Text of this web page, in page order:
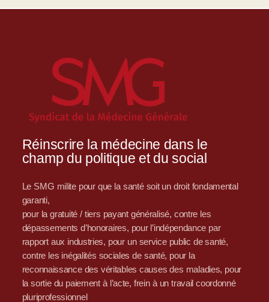
Réinscrire la médecine dans le
champ du politique et du social
Le SMG milite pour que la santé soit un droit fondamental
garanti,
pour la gratuité / tiers payant généralisé, contre les
dépassements d’honoraires, pour l’indépendance par
rapport aux industries, pour un service public de santé,
contre les inégalités sociales de santé, pour la
reconnaissance des véritables causes des maladies, pour
la sortie du paiement à l’acte, frein à un travail coordonné
pluriprofessionnel